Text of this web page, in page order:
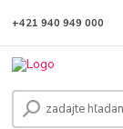
+421 940 949 000